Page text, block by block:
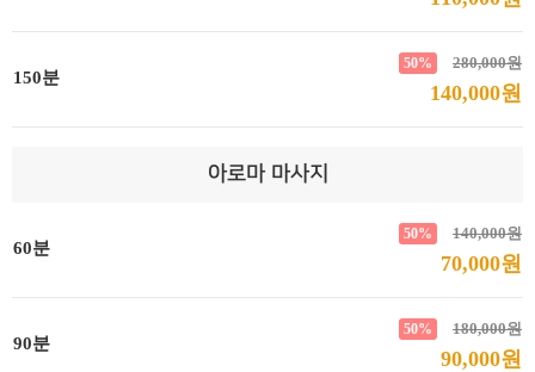
150분
280,000원
50%
140,000원
아로마 마사지
60분
140,000원
50%
70,000원
90분
180,000원
50%
90,000원